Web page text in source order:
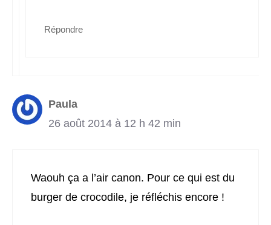
Répondre
Paula
26 août 2014 à 12 h 42 min
Waouh ça a l’air canon. Pour ce qui est du
burger de crocodile, je réfléchis encore !